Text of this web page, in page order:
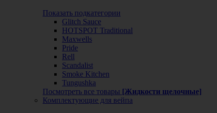
Показать подкатегории
Glitch Sauce
HOTSPOT Traditional
Maxwells
Pride
Rell
Scandalist
Smoke Kitchen
Tungushka
Посмотреть все товары [Жидкости щелочные]
Комплектующие для вейпа